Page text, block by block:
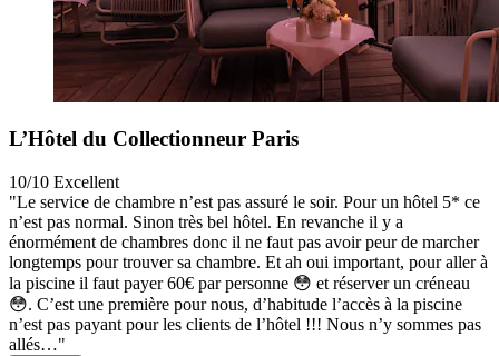
L’Hôtel du Collectionneur Paris
10/10 Excellent
"Le service de chambre n’est pas assuré le soir. Pour un hôtel 5* ce
n’est pas normal. Sinon très bel hôtel. En revanche il y a
énormément de chambres donc il ne faut pas avoir peur de marcher
longtemps pour trouver sa chambre. Et ah oui important, pour aller à
la piscine il faut payer 60€ par personne 😳 et réserver un créneau
😳. C’est une première pour nous, d’habitude l’accès à la piscine
n’est pas payant pour les clients de l’hôtel !!! Nous n’y sommes pas
allés…"